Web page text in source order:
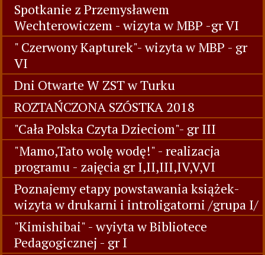
Spotkanie z Przemysławem
Wechterowiczem - wizyta w MBP -gr VI
" Czerwony Kapturek"- wizyta w MBP - gr
VI
Dni Otwarte W ZST w Turku
ROZTAŃCZONA SZÓSTKA 2018
"Cała Polska Czyta Dzieciom"- gr III
"Mamo,Tato wolę wodę!" - realizacja
programu - zajęcia gr I,II,III,IV,V,VI
Poznajemy etapy powstawania książek-
wizyta w drukarni i introligatorni /grupa I/
"Kimishibai" - wyiyta w Bibliotece
Pedagogicznej - gr I